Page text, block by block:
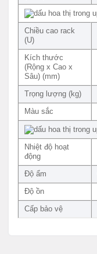
Chiều cao rack
(U)
Kích thước
(Rộng x Cao x
Sâu) (mm)
Trọng lượng (kg)
Màu sắc
Nhiệt độ hoạt
động
Độ ẩm
Độ ồn
Cấp bảo vệ